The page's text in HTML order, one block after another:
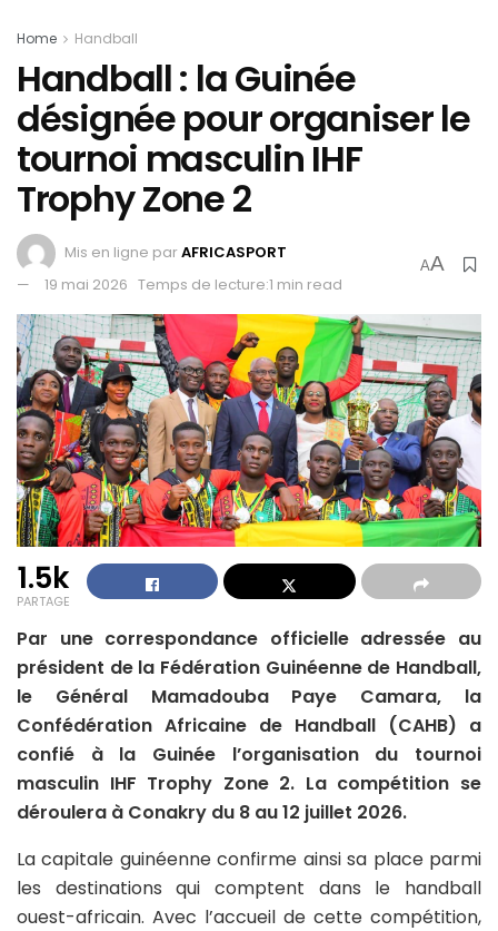
Home Handball
Handball : la Guinée
désignée pour organiser le
tournoi masculin IHF
Trophy Zone 2
Mis en ligne parAFRICASPORT
19 mai 2026 Temps de lecture:1 min read
AA
1.5k
PARTAGE
Par une correspondance officielle adressée au
président de la Fédération Guinéenne de Handball,
le Général Mamadouba Paye Camara, la
Confédération Africaine de Handball (CAHB) a
confié à la Guinée l’organisation du tournoi
masculin IHF Trophy Zone 2. La compétition se
déroulera à Conakry du 8 au 12 juillet 2026.
La capitale guinéenne confirme ainsi sa place parmi
les destinations qui comptent dans le handball
ouest-africain. Avec l’accueil de cette compétition,